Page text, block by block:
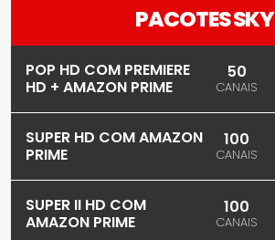
PACOTES SKY
POP HD COM PREMIERE
HD + AMAZON PRIME
50
CANAIS
SUPER HD COM AMAZON
PRIME
100
CANAIS
SUPER II HD COM
AMAZON PRIME
100
CANAIS